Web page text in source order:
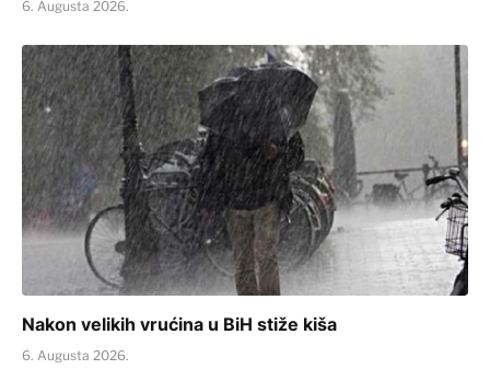
6. Augusta 2026.
Nakon velikih vrućina u BiH stiže kiša
6. Augusta 2026.